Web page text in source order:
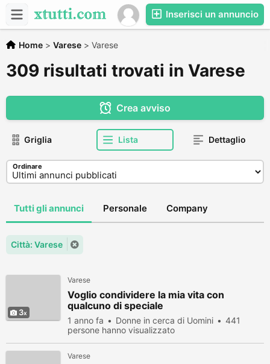
Inserisci un annuncio
Home > Varese > Varese
309 risultati trovati in Varese
Crea avviso
Griglia Lista Dettaglio
Ordinare
Tutti gli annunci Personale Company
Città: Varese
3
Varese
Voglio condividere la mia vita con
qualcuno di speciale
1 anno fa Donne in cerca di Uomini
441
persone hanno visualizzato
Varese